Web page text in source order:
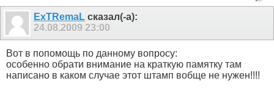
ExTRemaL сказал(-а):
24.08.2009 23:00
Вот в попомощь по данному вопросу:
особенно обрати внимание на краткую памятку там
написано в каком случае этот штамп вобще не нужен!!!!